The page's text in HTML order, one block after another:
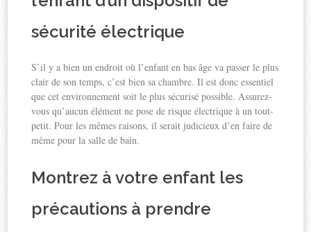
sécurité électrique
S’il y a bien un endroit où l’enfant en bas âge va passer le plus
clair de son temps, c’est bien sa chambre. Il est donc essentiel
que cet environnement soit le plus sécurisé possible. Assurez-
vous qu’aucun élément ne pose de risque électrique à un tout-
petit. Pour les mêmes raisons, il serait judicieux d’en faire de
même pour la salle de bain.
Montrez à votre enfant les
précautions à prendre